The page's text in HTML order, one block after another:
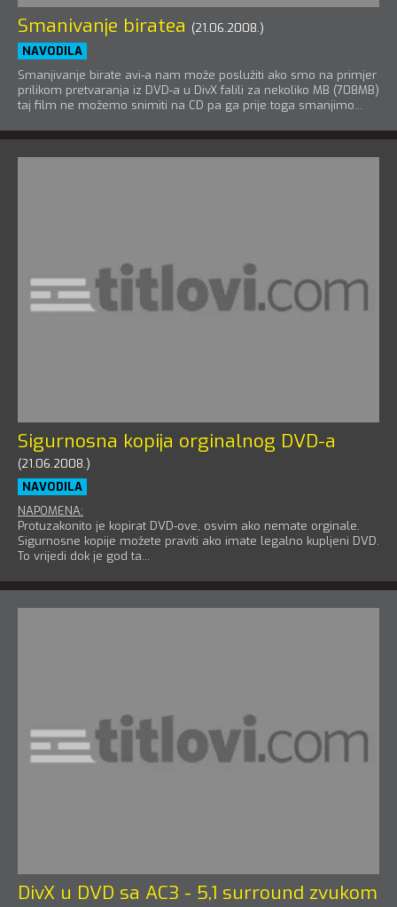
Smanivanje biratea (21.06.2008.)
NAVODILA
Smanjivanje birate avi-a nam može poslužiti ako smo na primjer
prilikom pretvaranja iz DVD-a u DivX falili za nekoliko MB (708MB)
taj film ne možemo snimiti na CD pa ga prije toga smanjimo...
Sigurnosna kopija orginalnog DVD-a
(21.06.2008.)
NAVODILA
NAPOMENA:
Protuzakonito je kopirat DVD-ove, osvim ako nemate orginale.
Sigurnosne kopije možete praviti ako imate legalno kupljeni DVD.
To vrijedi dok je god ta...
DivX u DVD sa AC3 - 5,1 surround zvukom